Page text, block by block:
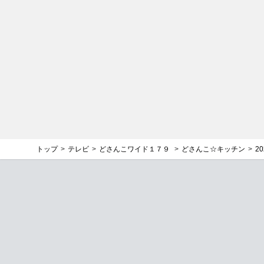
トップ テレビ どさんこワイド１７９ どさんこ☆キッチン